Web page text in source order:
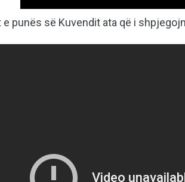
punës së Kuvendit ata që i